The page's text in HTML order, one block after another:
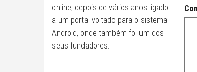
online, depois de vários anos ligado
a um portal voltado para o sistema
Android, onde também foi um dos
seus fundadores.